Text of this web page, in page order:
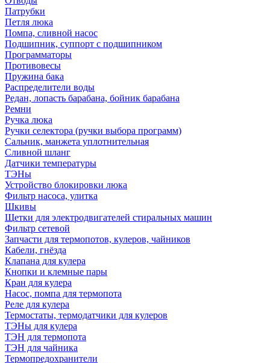
Патрубки
Петля люка
Помпа, сливной насос
Подшипник, суппорт с подшипником
Программаторы
Противовесы
Пружина бака
Распределители воды
Редан, лопасть барабана, бойник барабана
Ремни
Ручка люка
Ручки селектора (ручки выбора программ)
Сальник, манжета уплотнительная
Сливной шланг
Датчики температуры
ТЭНы
Устройство блокировки люка
Фильтр насоса, улитка
Шкивы
Щетки для электродвигателей стиральных машин
Фильтр сетевой
Запчасти для термопотов, кулеров, чайников
Кабели, гнёзда
Клапана для кулера
Кнопки и клемные пары
Кран для кулера
Насос, помпа для термопота
Реле для кулера
Термостаты, термодатчики для кулеров
ТЭНы для кулера
ТЭН для термопота
ТЭН для чайника
Термопредохранители